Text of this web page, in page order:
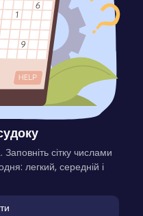
сітку числами
легкий, середній і